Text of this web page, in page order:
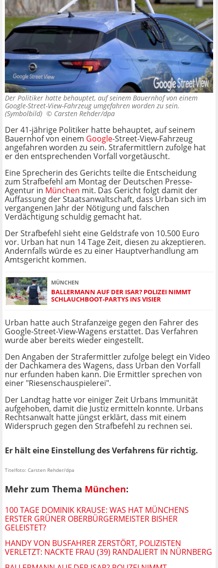
Der Politiker hatte behauptet, auf seinem Bauernhof von einem
Google-Street-View-Fahrzeug umgefahren worden zu sein.
(Symbolbild) © Carsten Rehder/dpa
Der 41-jährige Politiker hatte behauptet, auf seinem
Bauernhof von einem Google-Street-View-Fahrzeug
angefahren worden zu sein. Strafermittlern zufolge hat
er den entsprechenden Vorfall vorgetäuscht.
Eine Sprecherin des Gerichts teilte die Entscheidung
zum Strafbefehl am Montag der Deutschen Presse-
Agentur in München mit. Das Gericht folgt damit der
Auffassung der Staatsanwaltschaft, dass Urban sich im
vergangenen Jahr der Nötigung und falschen
Verdächtigung schuldig gemacht hat.
Der Strafbefehl sieht eine Geldstrafe von 10.500 Euro
vor. Urban hat nun 14 Tage Zeit, diesen zu akzeptieren.
Andernfalls würde es zu einer Hauptverhandlung am
Amtsgericht kommen.
MÜNCHEN
BALLERMANN AUF DER ISAR? POLIZEI NIMMT
SCHLAUCHBOOT-PARTYS INS VISIER
Urban hatte auch Strafanzeige gegen den Fahrer des
Google-Street-View-Wagens erstattet. Das Verfahren
wurde aber bereits wieder eingestellt.
Den Angaben der Strafermittler zufolge belegt ein Video
der Dachkamera des Wagens, dass Urban den Vorfall
nur erfunden haben kann. Die Ermittler sprechen von
einer "Riesenschauspielerei".
Der Landtag hatte vor einiger Zeit Urbans Immunität
aufgehoben, damit die Justiz ermitteln konnte. Urbans
Rechtsanwalt hatte jüngst erklärt, dass mit einem
Widerspruch gegen den Strafbefehl zu rechnen sei.
Er hält eine Einstellung des Verfahrens für richtig.
Titelfoto: Carsten Rehder/dpa
Mehr zum Thema München:
100 TAGE DOMINIK KRAUSE: WAS HAT MÜNCHENS
ERSTER GRÜNER OBERBÜRGERMEISTER BISHER
GELEISTET?
HANDY VON BUSFAHRER ZERSTÖRT, POLIZISTEN
VERLETZT: NACKTE FRAU (39) RANDALIERT IN NÜRNBERG